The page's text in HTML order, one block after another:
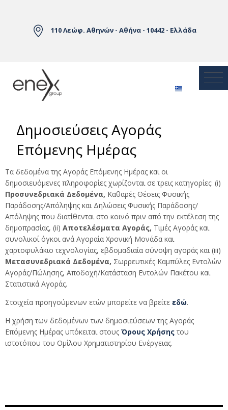
110 Λεώφ. Αθηνών - Αθήνα - 10442 - Ελλάδα
Δημοσιεύσεις Αγοράς
Επόμενης Ημέρας
Τα δεδομένα της Αγοράς Επόμενης Ημέρας και οι
δημοσιευόμενες πληροφορίες χωρίζονται σε τρεις κατηγορίες: (i)
Προσυνεδριακά Δεδομένα, Καθαρές Θέσεις Φυσικής
Παράδοσης/Απόληψης και Δηλώσεις Φυσικής Παράδοσης/
Απόληψης που διατίθενται στο κοινό πριν από την εκτέλεση της
δημοπρασίας, (ii) Αποτελέσματα Αγοράς, Τιμές Αγοράς και
συνολικοί όγκοι ανά Αγοραία Χρονική Μονάδα και
χαρτοφυλάκιο τεχνολογίας, εβδομαδιαία σύνοψη αγοράς και (iii)
Μετασυνεδριακά Δεδομένα, Σωρρευτικές Καμπύλες Εντολών
Αγοράς/Πώλησης, Αποδοχή/Κατάσταση Εντολών Πακέτου και
Στατιστικά Αγοράς.
Στοιχεία προηγούμενων ετών μπορείτε να βρείτε εδώ.
Η χρήση των δεδομένων των δημοσιεύσεων της Αγοράς
Επόμενης Ημέρας υπόκειται στους Όρους Χρήσηςτου
ιστοτόπου του Ομίλου Χρηματιστηρίου Ενέργειας.